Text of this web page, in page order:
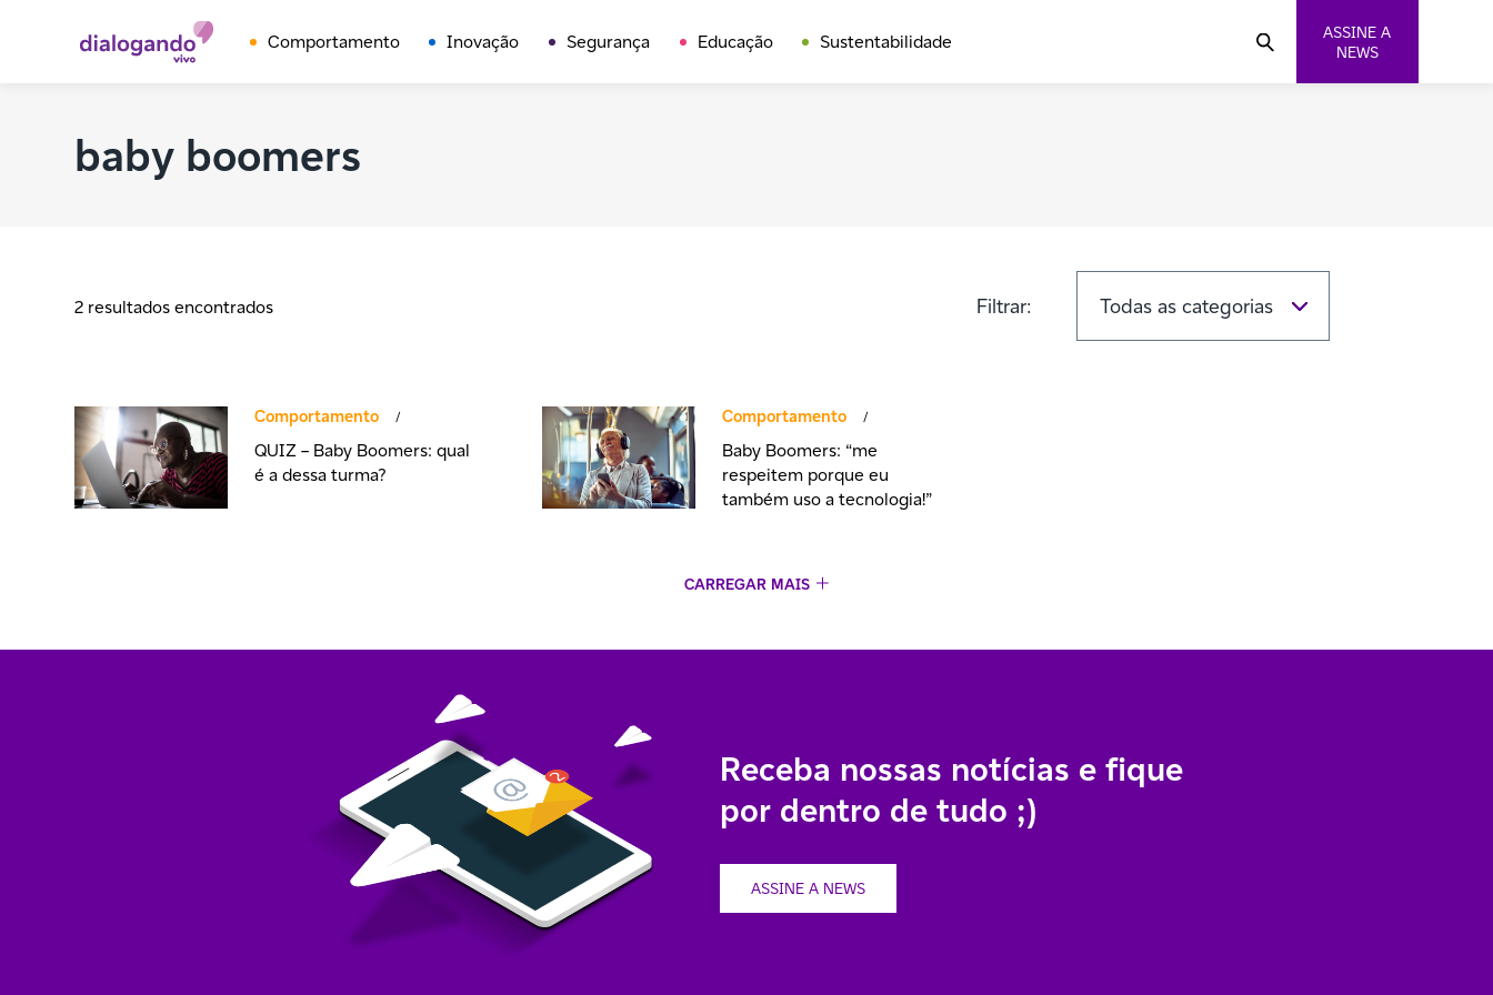
Comportamento Inovação Segurança Educação Sustentabilidade
ASSINE A
NEWS
baby boomers
2 resultados encontrados Filtrar:
Comportamento /
QUIZ – Baby Boomers: qual
é a dessa turma?
Comportamento /
Baby Boomers: “me
respeitem porque eu
também uso a tecnologia!”
CARREGAR MAIS
Receba nossas notícias e fique
por dentro de tudo ;)
ASSINE A NEWS